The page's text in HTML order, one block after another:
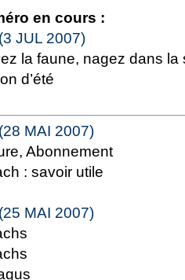
en cours :
(3 JUL 2007)
la faune, nagez dans la
d’été
(28 MAI 2007)
Abonnement
: savoir utile
(25 MAI 2007)